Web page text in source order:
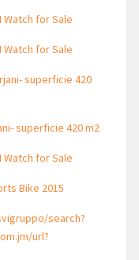
Watch for Sale
Watch for Sale
superficie 420
superficie 420 m2
Watch for Sale
Bike 2015
search?
url?